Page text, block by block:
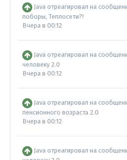
Java отреагировал на
поборы, Теплосети?!
Вчера в 00:12
Java отреагировал на
человеку 2.0
Вчера в 00:12
Java отреагировал на
пенсионного возраста 2.0
Вчера в 00:12
Java отреагировал на